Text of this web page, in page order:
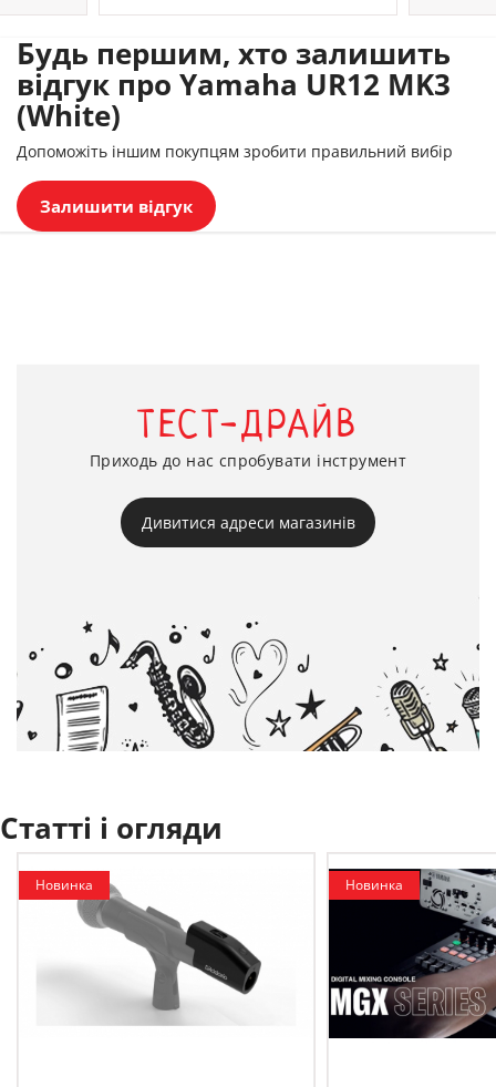
Будь першим, хто залишить
відгук про Yamaha UR12 MK3
(White)
Допоможіть іншим покупцям зробити правильний вибір
Залишити відгук
ТЕСТ-ДРАЙВ
Приходь до нас спробувати інструмент
Дивитися адреси магазинів
Статті і огляди
Новинка Новинка